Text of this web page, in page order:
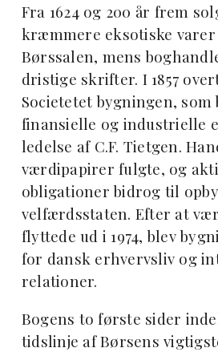
Fra 1624 og 200 år frem
kræmmere eksotiske
Børssalen, mens
dristige skrifter. I 1857
Societetet bygningen, som
finansielle og industrielle
ledelse af C.F. Tietgen.
værdipapirer fulgte, og
obligationer bidrog til
velfærdsstaten. Efter at
flyttede ud i 1974, blev
for dansk erhvervsliv og
relationer.
Bogens to første sider
tidslinje af Børsens